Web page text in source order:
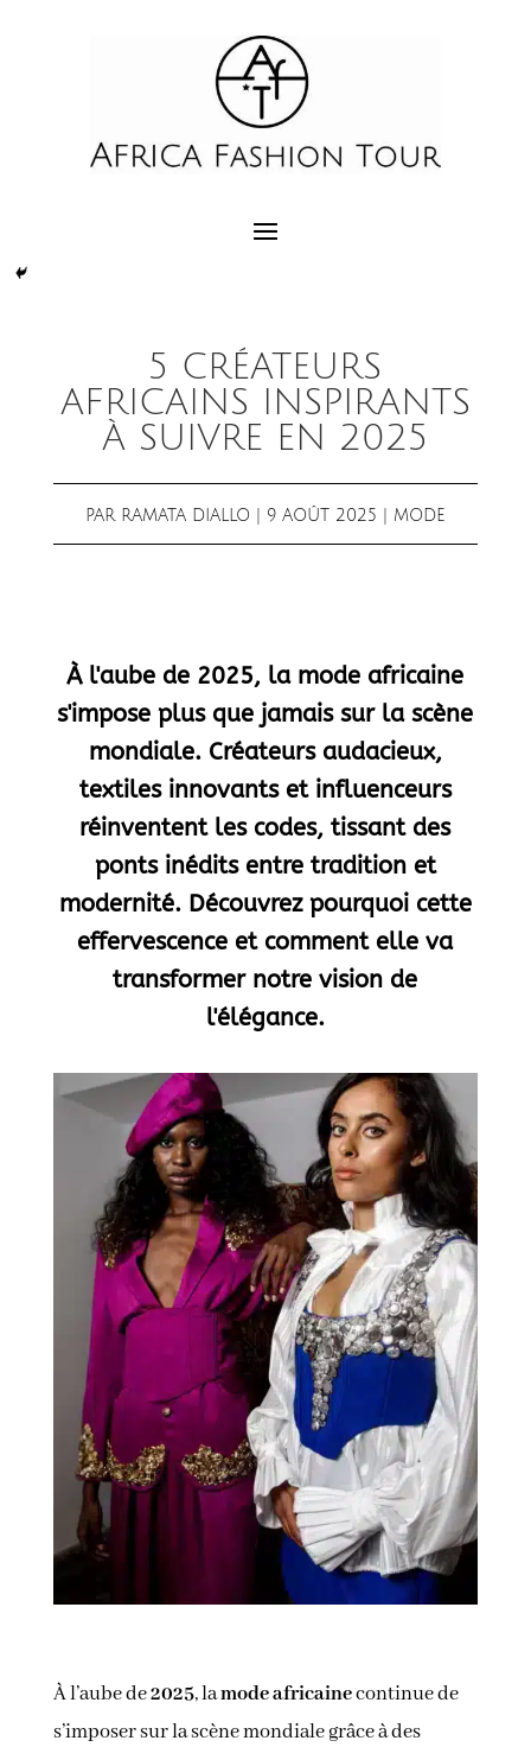
5 CRÉATEURS
AFRICAINS INSPIRANTS
À SUIVRE EN 2025
PAR RAMATA DIALLO 9 AOÛT 2025 MODE
À l'aube de 2025, la mode africaine
s'impose plus que jamais sur la scène
mondiale. Créateurs audacieux,
textiles innovants et influenceurs
réinventent les codes, tissant des
ponts inédits entre tradition et
modernité. Découvrez pourquoi cette
effervescence et comment elle va
transformer notre vision de
l'élégance.
À l’aube de2025, lamode africainecontinue de
s’imposer sur la scène mondiale grâce à des